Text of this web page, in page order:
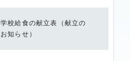
学校給食の献立表（献立の
お知らせ）